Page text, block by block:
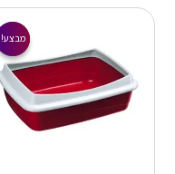
מבצע!
מבצע!
המחיר
המקורי
היה:
₪ 60.00.
המחיר
הנוכחי
הוא:
₪ 40.00.